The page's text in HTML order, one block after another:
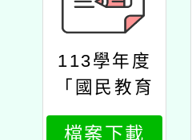
113學年度
「國民教育
中央輔導團
檔案下載